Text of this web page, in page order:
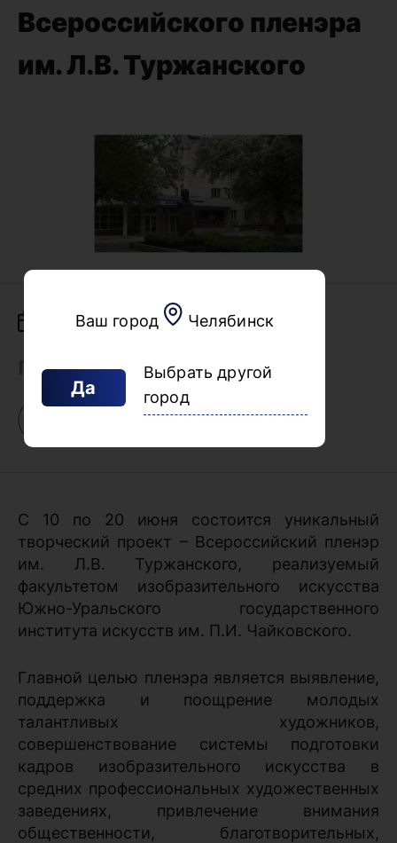
Ваш город Челябинск
Да
Выбрать другой
город
Всероссийского пленэра
им. Л.В. Туржанского
08.06.2026
Поделиться
С 10 по 20 июня состоится уникальный
творческий проект – Всероссийский пленэр
им. Л.В. Туржанского, реализуемый
факультетом изобразительного искусства
Южно-Уральского государственного
института искусств им. П.И. Чайковского.
Главной целью пленэра является выявление,
поддержка и поощрение молодых
талантливых художников,
совершенствование системы подготовки
кадров изобразительного искусства в
средних профессиональных художественных
заведениях, привлечение внимания
общественности, благотворительных,